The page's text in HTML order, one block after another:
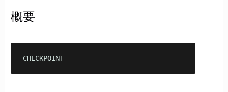
概要
CHECKPOINT